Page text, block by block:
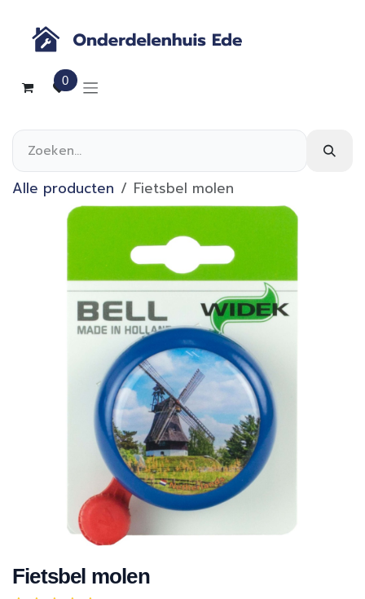
0
Alle producten Fietsbel molen
Fietsbel molen